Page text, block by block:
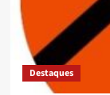
Destaques